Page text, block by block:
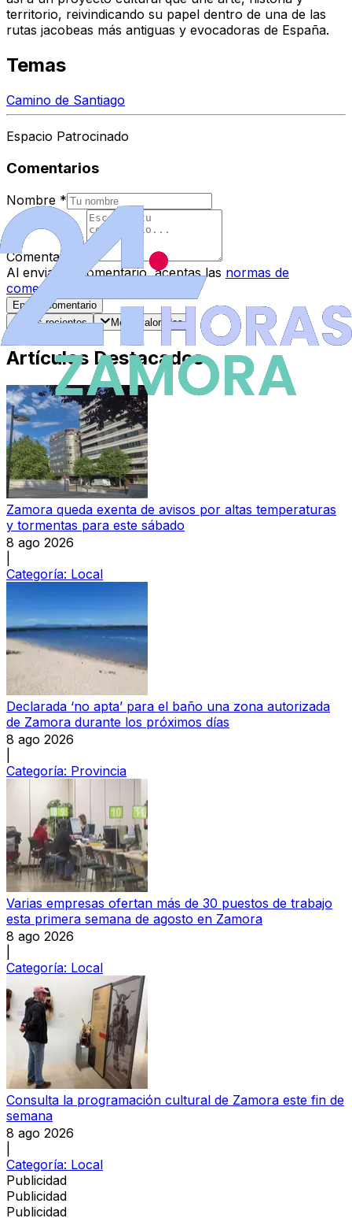
territorio, reivindicando su papel dentro de una de las
rutas jacobeas más antiguas y evocadoras de España.
Temas
Camino de Santiago
Espacio Patrocinado
Comentarios
Nombre *
Comentario
Al enviar tu comentario, aceptas las normas de
comentarios
Enviar Comentario
Más recientes
Mejor valorados
Artículos Destacados
Zamora queda exenta de avisos por altas temperaturas
y tormentas para este sábado
8 ago 2026
Categoría: Local
Declarada ‘no apta’ para el baño una zona autorizada
de Zamora durante los próximos días
8 ago 2026
Categoría: Provincia
Varias empresas ofertan más de 30 puestos de trabajo
esta primera semana de agosto en Zamora
8 ago 2026
Categoría: Local
Consulta la programación cultural de Zamora este fin de
semana
8 ago 2026
Categoría: Local
Publicidad
Publicidad
Publicidad